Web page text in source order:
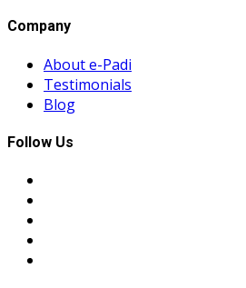
Company
About e-Padi
Testimonials
Blog
Follow Us